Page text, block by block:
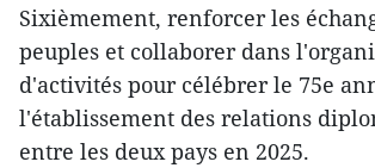
Sixièmement, renforcer les
peuples et collaborer dans
d'activités pour célébrer le 75e
l'établissement des relations
entre les deux pays en 2025.